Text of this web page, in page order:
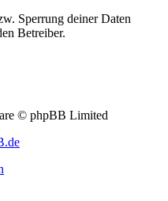
Sperrung deiner Daten
Betreiber.
© phpBB Limited